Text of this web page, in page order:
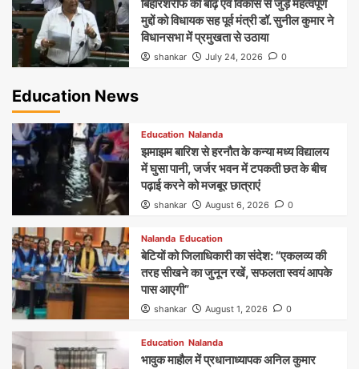
बिहारशरीफ की बाढ़ एवं विकास से जुड़े महत्वपूर्ण
मुद्दों को विधायक सह पूर्व मंत्री डॉ. सुनील कुमार ने
विधानसभा में प्रमुखता से उठाया
shankar July 24, 2026 0
Education News
Education Nalanda
झमाझम बारिश से हरनौत के कन्या मध्य विद्यालय
में घुसा पानी, जर्जर भवन में टपकती छत के बीच
पढ़ाई करने को मजबूर छात्राएं
shankar August 6, 2026 0
Nalanda Education
बेटियों को जिलाधिकारी का संदेश: “एकलव्य की
तरह सीखने का जुनून रखें, सफलता स्वयं आपके
पास आएगी”
shankar August 1, 2026 0
Education Nalanda
भावुक माहौल में प्रधानाध्यापक अनिल कुमार